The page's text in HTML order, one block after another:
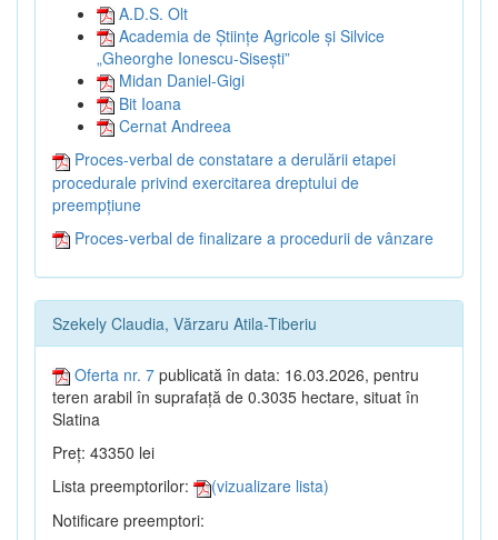
A.D.S. Olt
Academia de Științe Agricole și Silvice
„Gheorghe Ionescu-Sisești”
Midan Daniel-Gigi
Bit Ioana
Cernat Andreea
Proces-verbal de constatare a derulării etapei
procedurale privind exercitarea dreptului de
preempțiune
Proces-verbal de finalizare a procedurii de vânzare
Szekely Claudia, Vărzaru Atila-Tiberiu
Oferta nr. 7 publicată în data: 16.03.2026, pentru
teren arabil în suprafață de 0.3035 hectare, situat în
Slatina
Preț: 43350 lei
Lista preemptorilor:
(vizualizare lista)
Notificare preemptori: